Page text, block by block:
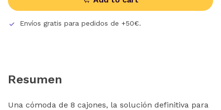
Envíos gratis para pedidos de +50€.
Resumen
Una cómoda de 8 cajones, la solución definitiva para